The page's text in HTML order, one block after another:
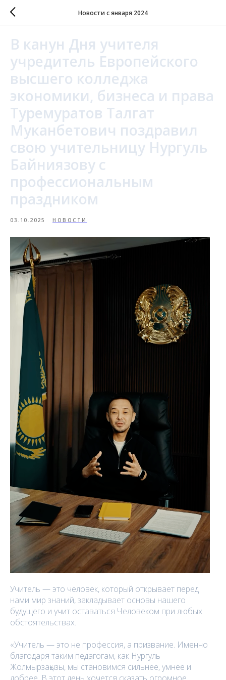
Новости с января 2024
В канун Дня учителя
учредитель Европейского
высшего колледжа
экономики, бизнеса и права
Туремуратов Талгат
Муканбетович поздравил
свою учительницу Нургуль
Байниязову с
профессиональным
праздником
03.10.2025 НОВОСТИ
Учитель — это человек, который открывает перед
нами мир знаний, закладывает основы нашего
будущего и учит оставаться Человеком при любых
обстоятельствах.
«Учитель — это не профессия, а призвание. Именно
благодаря таким педагогам, как Нургуль
Жолмырзақызы, мы становимся сильнее, умнее и